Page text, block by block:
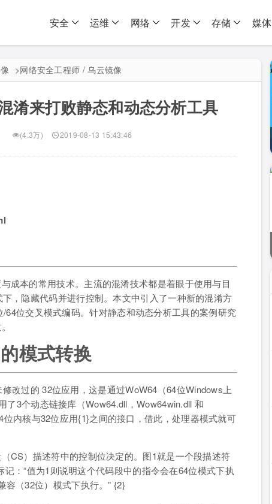
安全 运维 网络 开发 存储 媒体
>网络安全工程师 / 乌云镜像
淆来打败静态和动态分析工具
(4.3万) 2019-08-13 15:43:46
成本的常用技术。主流的混淆技术都是着眼于使用与目
，隐藏代码并进行控制。本文中引入了一种新的混淆方
位交叉模式编码。针对静态和动态分析工具的案例研究
模式转换
改过的 32位应用，这是通过WoW64（64位Windows上
了3个动态链接库（Wow64.dll，Wow64win.dll 和
内核与32位应用{1}之间的接口，借此，处理器模式就可
CS）描述符中的控制位决定的。图1就是一个段描述符
记：“值为1则说明这个代码段中的指令会在64位模式下执
容（32位）模式下执行。” {2}